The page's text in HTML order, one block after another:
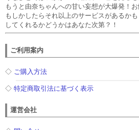
もうと由奈ちゃんへの甘い妄想が大爆発！
もしかしたらそれ以上のサービスがあるか
してくれるかどうかはあなた次第？！
ご利用案内
◇ ご購入方法
◇特定商取引法に基づく表示
運営会社